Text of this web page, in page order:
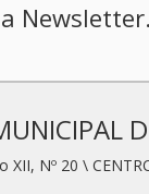
XII, Nº 20 \